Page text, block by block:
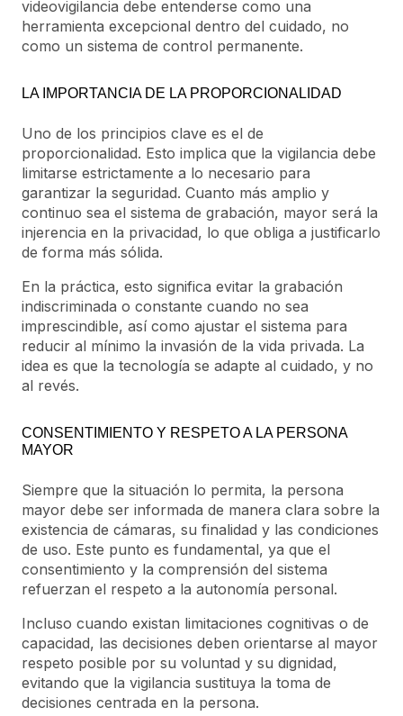
videovigilancia debe entenderse como una
herramienta excepcional dentro del cuidado, no
como un sistema de control permanente.
LA IMPORTANCIA DE LA PROPORCIONALIDAD
Uno de los principios clave es el de
proporcionalidad. Esto implica que la vigilancia debe
limitarse estrictamente a lo necesario para
garantizar la seguridad. Cuanto más amplio y
continuo sea el sistema de grabación, mayor será la
injerencia en la privacidad, lo que obliga a justificarlo
de forma más sólida.
En la práctica, esto significa evitar la grabación
indiscriminada o constante cuando no sea
imprescindible, así como ajustar el sistema para
reducir al mínimo la invasión de la vida privada. La
idea es que la tecnología se adapte al cuidado, y no
al revés.
CONSENTIMIENTO Y RESPETO A LA PERSONA
MAYOR
Siempre que la situación lo permita, la persona
mayor debe ser informada de manera clara sobre la
existencia de cámaras, su finalidad y las condiciones
de uso. Este punto es fundamental, ya que el
consentimiento y la comprensión del sistema
refuerzan el respeto a la autonomía personal.
Incluso cuando existan limitaciones cognitivas o de
capacidad, las decisiones deben orientarse al mayor
respeto posible por su voluntad y su dignidad,
evitando que la vigilancia sustituya la toma de
decisiones centrada en la persona.